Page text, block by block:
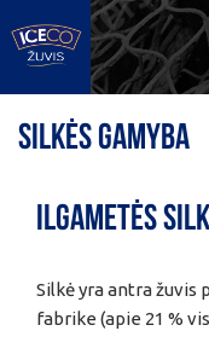
Silkės gamyba
ilgametės
Silkė yra antra žuvis
fabrike (apie 21 %